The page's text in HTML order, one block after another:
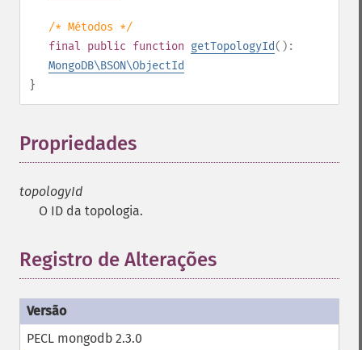
/* Métodos */
final public function getTopologyId():
MongoDB\BSON\ObjectId
}
Propriedades
topologyId
O ID da topologia.
Registro de Alterações
PECL mongodb 2.3.0